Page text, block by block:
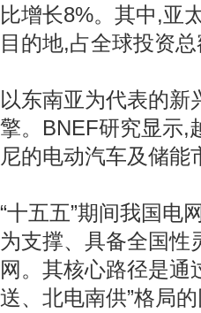
比增长8%。其中,亚
目的地,占全球投资总
以东南亚为代表的
擎。BNEF研究显示,
尼的电动汽车及储能
“十五五”期间我国电
为支撑、具备全国性
网。其核心路径是通
送、北电南供”格局